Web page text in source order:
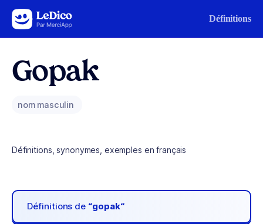
Aller au contenu Définitions
Gopak
nom masculin
Définitions, synonymes, exemples en français
Définitions de “gopak“